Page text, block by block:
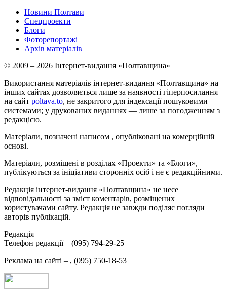
Новини Полтави
Спецпроекти
Блоги
Фоторепортажі
Архів матеріалів
© 2009 – 2026 Інтернет-видання «Полтавщина»
Використання матеріалів інтернет-видання «Полтавщина» на
інших сайтах дозволяється лише за наявності гіперпосилання
на сайт poltava.to, не закритого для індексації пошуковими
системами; у друкованих виданнях — лише за погодженням з
редакцією.
Матеріали, позначені написом , опубліковані на комерційній
основі.
Матеріали, розміщені в розділах «Проекти» та «Блоги»,
публікуються за ініціативи сторонніх осіб і не є редакційними.
Редакція інтернет-видання «Полтавщина» не несе
відповідальності за зміст коментарів, розміщених
користувачами сайту. Редакція не завжди поділяє погляди
авторів публікацій.
Редакція –
Телефон редакції – (095) 794-29-25
Реклама на сайті – , (095) 750-18-53